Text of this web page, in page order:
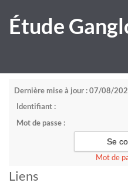
Étude
Dernière mise à jour : 07/08/
Identifiant :
Mot de passe :
Mot de
Liens